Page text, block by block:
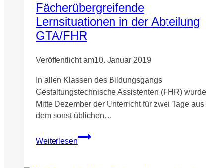
Fächerübergreifende
Lernsituationen in der Abteilung
GTA/FHR
Veröffentlicht am10. Januar 2019
In allen Klassen des Bildungsgangs
Gestaltungstechnische Assistenten (FHR) wurde
Mitte Dezember der Unterricht für zwei Tage aus
dem sonst üblichen…
Weiterlesen
Fächerübergreifende
Lernsituationen